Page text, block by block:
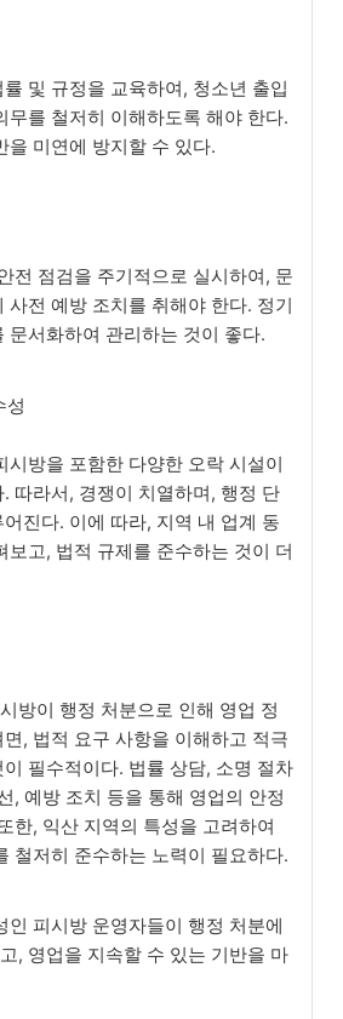
및 규정을 교육하여, 청소년 출입
무를 철저히 이해하도록 해야 한다.
을 미연에 방지할 수 있다.
전 점검을 주기적으로 실시하여, 문
사전 예방 조치를 취해야 한다. 정기
문서화하여 관리하는 것이 좋다.
성
시방을 포함한 다양한 오락 시설이
따라서, 경쟁이 치열하며, 행정 단
진다. 이에 따라, 지역 내 업계 동
보고, 법적 규제를 준수하는 것이 더
방이 행정 처분으로 인해 영업 정
, 법적 요구 사항을 이해하고 적극
필수적이다. 법률 상담, 소명 절차
, 예방 조치 등을 통해 영업의 안정
한, 익산 지역의 특성을 고려하여
철저히 준수하는 노력이 필요하다.
인 피시방 운영자들이 행정 처분에
, 영업을 지속할 수 있는 기반을 마